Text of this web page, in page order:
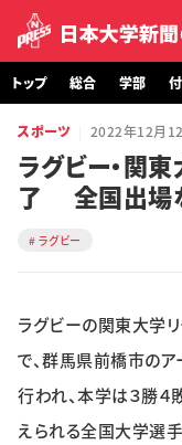
トップ
総合
学部・大学院
スポーツ
トップ 総合 学部
スポーツ 2022年12月
ラグビー・関
了 全国出場
ラグビー
ラグビーの関東大学
で、群馬県前橋市の
行われ、本学は３勝４
えられる全国大学選